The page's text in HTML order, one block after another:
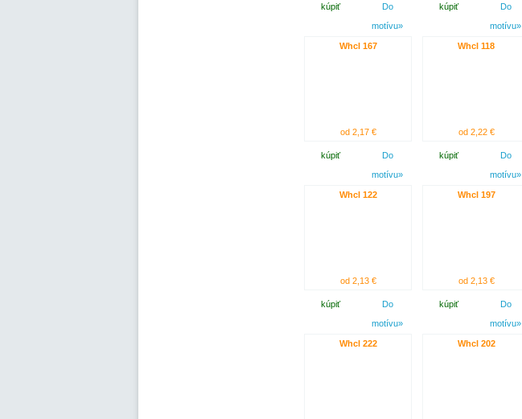
kúpiť
Do
motívu»
kúpiť
Do
motívu»
Whcl 167
od 2,17 €
kúpiť
Do
motívu»
Whcl 118
od 2,22 €
kúpiť
Do
motívu»
Whcl 122
od 2,13 €
kúpiť
Do
motívu»
Whcl 197
od 2,13 €
kúpiť
Do
motívu»
Whcl 222 Whcl 202